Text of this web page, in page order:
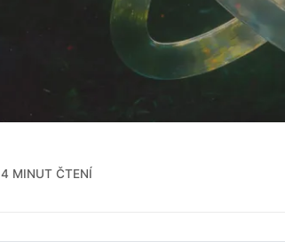
4 MINUT ČTENÍ